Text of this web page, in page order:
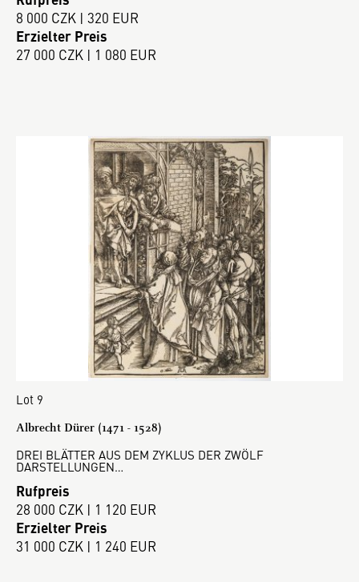
8 000 CZK | 320 EUR
Erzielter Preis
27 000 CZK | 1 080 EUR
Lot 9
Albrecht Dürer (1471 - 1528)
DREI BLÄTTER AUS DEM ZYKLUS DER ZWÖLF
DARSTELLUNGEN…
Rufpreis
28 000 CZK | 1 120 EUR
Erzielter Preis
31 000 CZK | 1 240 EUR